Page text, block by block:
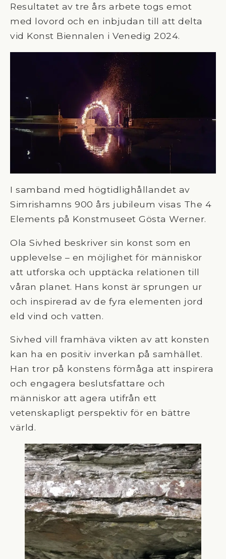
Resultatet av tre års arbete togs emot
med lovord och en inbjudan till att delta
vid Konst Biennalen i Venedig 2024.
I samband med högtidlighållandet av
Simrishamns 900 års jubileum visas The 4
Elements på Konstmuseet Gösta Werner.
Ola Sivhed beskriver sin konst som en
upplevelse – en möjlighet för människor
att utforska och upptäcka relationen till
våran planet. Hans konst är sprungen ur
och inspirerad av de fyra elementen jord
eld vind och vatten.
Sivhed vill framhäva vikten av att konsten
kan ha en positiv inverkan på samhället.
Han tror på konstens förmåga att inspirera
och engagera beslutsfattare och
människor att agera utifrån ett
vetenskapligt perspektiv för en bättre
värld.